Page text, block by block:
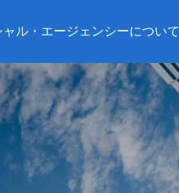
ル・エージェンシーについて